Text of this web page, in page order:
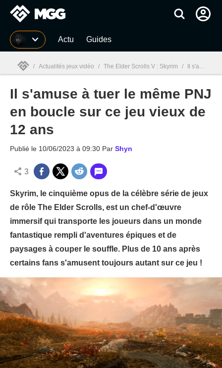
MGG Actu Guides
MGG
/ Actualités jeux vidéo / The Elder Scrolls V : Skyrim / Il s'amuse à tuer le même PNJ en boucle sur ce jeu vieux de 12 ans
Il s'amuse à tuer le même PNJ
en boucle sur ce jeu vieux de
12 ans
Publié le 10/06/2023 à 09:30 Par Shyn
3
Skyrim, le cinquième opus de la célèbre série de jeux
de rôle The Elder Scrolls, est un chef-d'œuvre
immersif qui transporte les joueurs dans un monde
fantastique rempli d'aventures épiques et de
paysages à couper le souffle. Plus de 10 ans après
certains fans s'amusent toujours autant sur ce jeu !